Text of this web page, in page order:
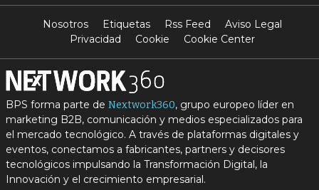
Nosotros Etiquetas Rss Feed
Aviso Legal
Privacidad
Cookie Cookie Center
BPS forma parte de Nextwork360, grupo europeo líder en
marketing B2B, comunicación y medios especializados para
el mercado tecnológico. A través de plataformas digitales y
eventos, conectamos a fabricantes, partners y decisores
tecnológicos impulsando la Transformación Digital, la
Innovación y el crecimiento empresarial.